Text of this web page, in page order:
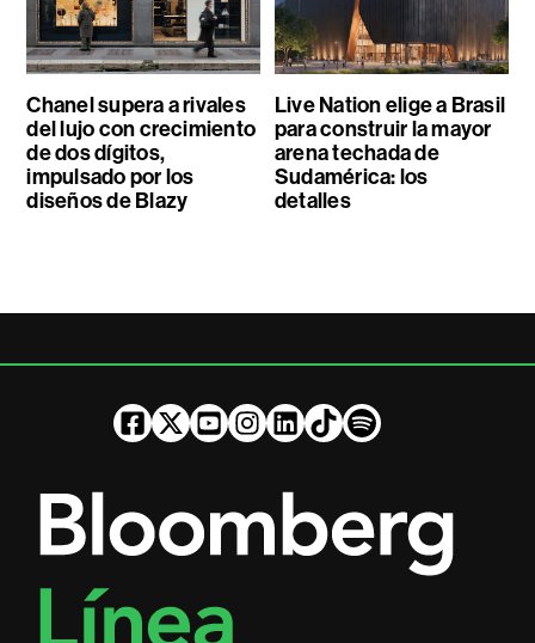
Chanel supera a rivales
del lujo con crecimiento
de dos dígitos,
impulsado por los
diseños de Blazy
Live Nation elige a Brasil
para construir la mayor
arena techada de
Sudamérica: los
detalles